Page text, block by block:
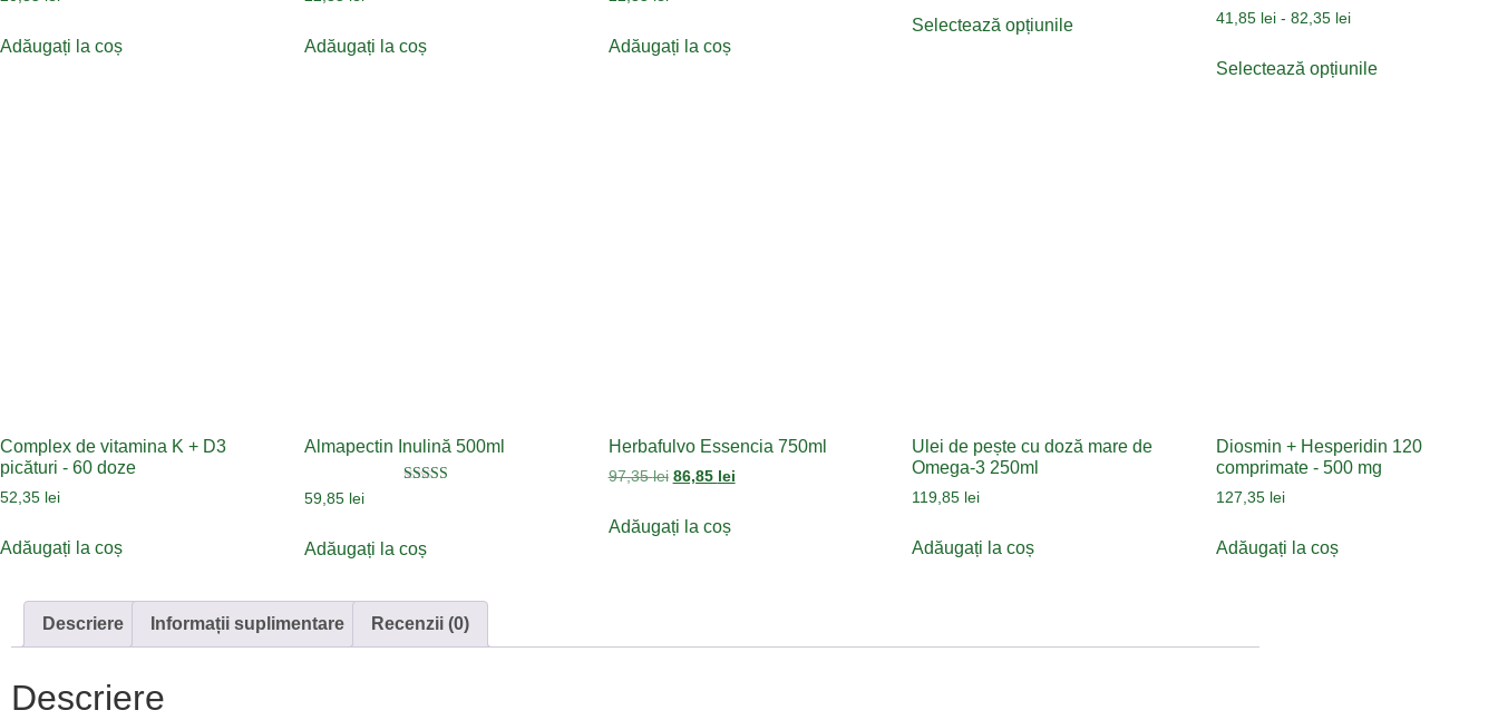
Adăugați la coș Adăugați la coș Adăugați la coș
Selectează opțiunile
Evaluat la
41,85 lei - 82,35 lei
Selectează opțiunile
Complex de vitamina K + D3
picături - 60 doze
52,35 lei
Adăugați la coș
Almapectin Inulină 500ml
59,85 lei
Adăugați la coș
Herbafulvo Essencia 750ml
97,35lei 86,85 lei
Adăugați la coș
Ulei de pește cu doză mare de
Omega-3 250ml
119,85 lei
Adăugați la coș
Diosmin + Hesperidin 120
comprimate - 500 mg
127,35 lei
Adăugați la coș
Descriere Informații suplimentare Recenzii (0)
Descriere